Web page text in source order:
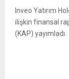
Inveo Yatırım
ilişkin finansal
(KAP) yayımladı.